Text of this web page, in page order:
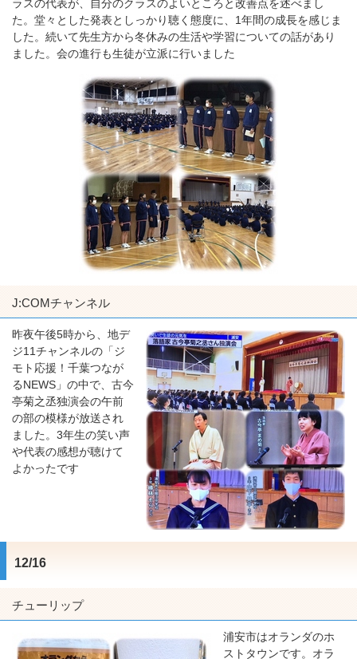
ラスの代表が、自分のクラスのよいところと改善点を述べまし
た。堂々とした発表としっかり聴く態度に、1年間の成長を感じま
した。続いて先生方から冬休みの生活や学習についての話があり
ました。会の進行も生徒が立派に行いました
J:COMチャンネル
昨夜午後5時から、地デ
ジ11チャンネルの「ジ
モト応援！千葉つなが
るNEWS」の中で、古今
亭菊之丞独演会の午前
の部の模様が放送され
ました。3年生の笑い声
や代表の感想が聴けて
よかったです
12/16
チューリップ
浦安市はオランダのホ
ストタウンです。オラ